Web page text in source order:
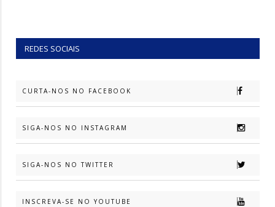
REDES SOCIAIS
CURTA-NOS NO FACEBOOK
SIGA-NOS NO INSTAGRAM
SIGA-NOS NO TWITTER
INSCREVA-SE NO YOUTUBE